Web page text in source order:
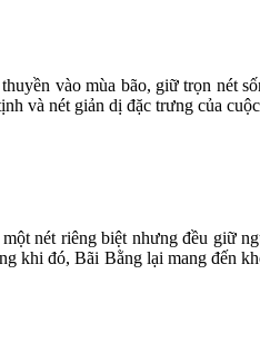
vào mùa bão, giữ trọn nét
và nét giản dị đặc trưng của
nét riêng biệt nhưng đều giữ
khi đó, Bãi Bằng lại mang đến